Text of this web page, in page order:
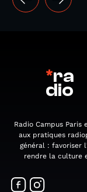
*ra
dio
Radio Campus
aux pratiques
général : favoriser
rendre la culture